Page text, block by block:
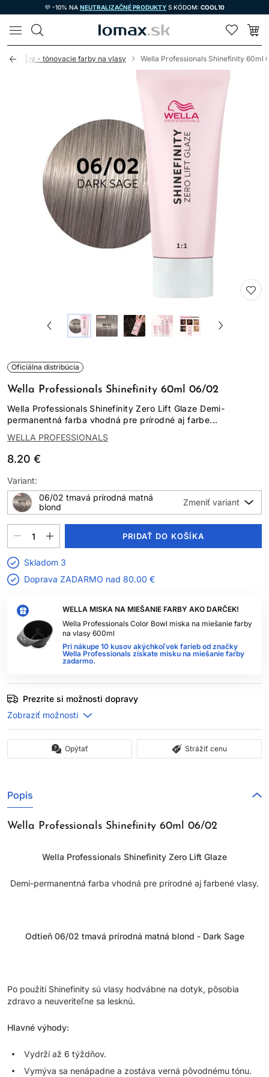
💜 -10% NA NEUTRALIZAČNÉ PRODUKTY S KÓDOM: COOL10
LOMAX
farby - tónovacie farby na vlasy Wella Professionals Shinefinity 60ml
Oficiálna distribúcia
Wella Professionals Shinefinity 60ml 06/02
Wella Professionals Shinefinity Zero Lift Glaze Demi-
permanentná farba vhodná pre prírodné aj farbe...
WELLA PROFESSIONALS
8.20 €
WELLA MISKA NA MIEŠANIE FARBY AKO DARČEK!
Wella Professionals Color Bowl miska na miešanie farby
na vlasy 600ml
Pri nákupe 10 kusov akýchkoľvek farieb od značky
Wella Professionals získate misku na miešanie farby
zadarmo.
Variant:
06/02 tmavá prírodná matná
blond
PRIDAŤ DO KOŠÍKA
Skladom 3
Doprava ZADARMO nad 80.00 €
Prezrite si možnosti dopravy
Opýtať Strážiť cenu
Popis
Wella Professionals Shinefinity 60ml 06/02
Wella Professionals Shinefinity Zero Lift Glaze
Demi-permanentná farba vhodná pre prírodné aj farbené vlasy.
Odtieň 06/02 tmavá prírodná matná blond - Dark Sage
Po použití Shinefinity sú vlasy hodvábne na dotyk, pôsobia
zdravo a neuveriteľne sa lesknú.
Hlavné výhody:
Vydrží až 6 týždňov.
Vymýva sa nenápadne a zostáva verná pôvodnému tónu.